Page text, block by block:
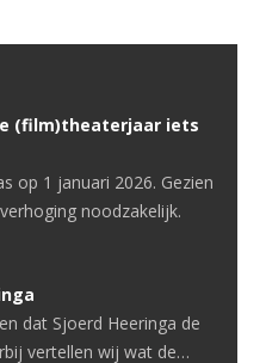
(film)theaterjaar iets
op 1 januari 2026. Gezien
noodzakelijk.
dat Sjoerd Heeringa de
vertellen wij wat de